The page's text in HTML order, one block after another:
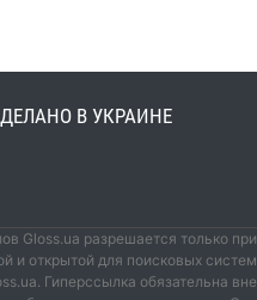
В УКРАИНЕ
Gloss.ua разрешается только при
и открытой для поисковых систем
Гиперссылка обязательна вне